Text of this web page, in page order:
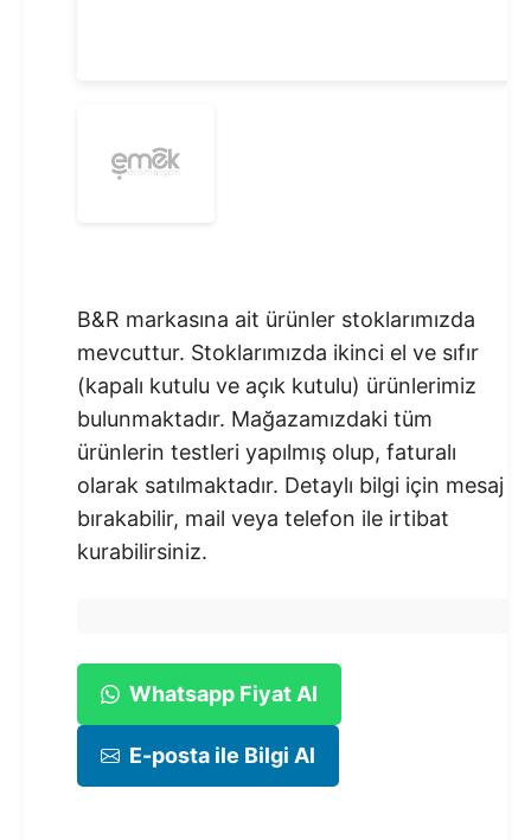
B&R markasına ait ürünler stoklarımızda
mevcuttur. Stoklarımızda ikinci el ve sıfır
(kapalı kutulu ve açık kutulu) ürünlerimiz
bulunmaktadır.​ Mağazamızdaki tüm
ürünlerin testleri yapılmış olup, faturalı
olarak satılmaktadır. Detaylı bilgi için mesaj
bırakabilir, mail veya telefon ile irtibat
kurabilirsiniz.
Whatsapp Fiyat Al
E-posta ile Bilgi Al